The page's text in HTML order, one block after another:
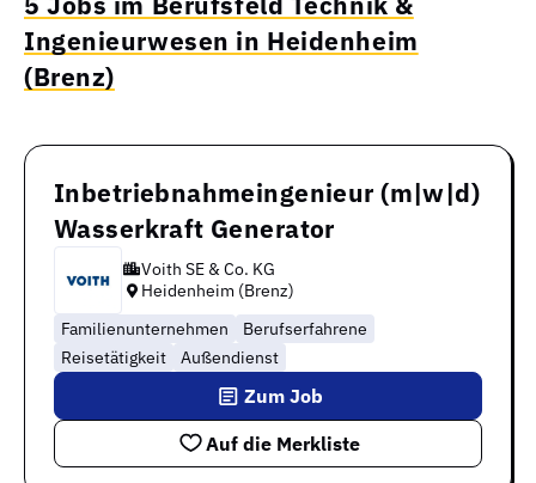
Ingenieurwesen in Heidenheim
(Brenz)
Inbetriebnahmeingenieur (m|w|d)
Wasserkraft Generator
Voith SE & Co. KG
Heidenheim (Brenz)
Familienunternehmen
Berufserfahrene
Reisetätigkeit
Außendienst
Auf die Merkliste
Zum Job